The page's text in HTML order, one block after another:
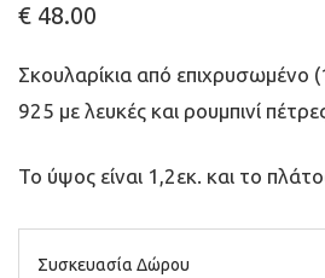
€ 48.00
Σκουλαρίκια από επιχρυσωμένο
925 με λευκές και ρουμπινί
Το ύψος είναι 1,2εκ. και το
Συσκευασία Δώρου